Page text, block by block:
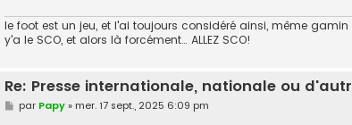
e
le foot est un jeu, et l'ai toujours considéré ainsi, même
y'a le SCO, et alors là forcément… ALLEZ SCO!
Re: Presse internationale, nationale ou
M
e
par Papy» mer. 17 sept., 2025 6:09 pm